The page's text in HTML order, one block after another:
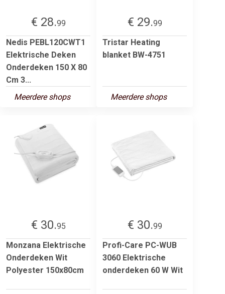
€ 28.99
Nedis PEBL120CWT1
Elektrische Deken
Onderdeken 150 X 80
Cm 3...
Meerdere shops
€ 29.99
Tristar Heating
blanket BW-4751
Meerdere shops
€ 30.95
Monzana Elektrische
Onderdeken Wit
Polyester 150x80cm
€ 30.99
Profi-Care PC-WUB
3060 Elektrische
onderdeken 60 W Wit